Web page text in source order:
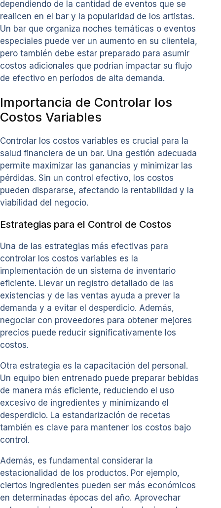
dependiendo de la cantidad de eventos que se
realicen en el bar y la popularidad de los artistas.
Un bar que organiza noches temáticas o eventos
especiales puede ver un aumento en su clientela,
pero también debe estar preparado para asumir
costos adicionales que podrían impactar su flujo
de efectivo en períodos de alta demanda.
Importancia de Controlar los
Costos Variables
Controlar los costos variables es crucial para la
salud financiera de un bar. Una gestión adecuada
permite maximizar las ganancias y minimizar las
pérdidas. Sin un control efectivo, los costos
pueden dispararse, afectando la rentabilidad y la
viabilidad del negocio.
Estrategias para el Control de Costos
Una de las estrategias más efectivas para
controlar los costos variables es la
implementación de un sistema de inventario
eficiente. Llevar un registro detallado de las
existencias y de las ventas ayuda a prever la
demanda y a evitar el desperdicio. Además,
negociar con proveedores para obtener mejores
precios puede reducir significativamente los
costos.
Otra estrategia es la capacitación del personal.
Un equipo bien entrenado puede preparar bebidas
de manera más eficiente, reduciendo el uso
excesivo de ingredientes y minimizando el
desperdicio. La estandarización de recetas
también es clave para mantener los costos bajo
control.
Además, es fundamental considerar la
estacionalidad de los productos. Por ejemplo,
ciertos ingredientes pueden ser más económicos
en determinadas épocas del año. Aprovechar